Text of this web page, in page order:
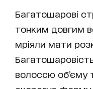
Багатошарові
тонким довгим
мріяли мати
волоссю об’єму